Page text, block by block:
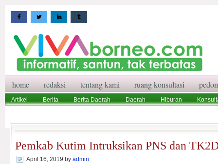
home redaksi tentang kami ruang konsultasi
Artikel Berita Berita Daerah Daerah Hiburan
Pemkab Kutim Intruksikan PNS dan
April 16, 2019 by admin